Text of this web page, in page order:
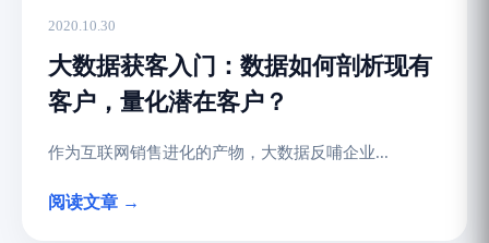
2020.10.30
大数据获客入门：数据如何剖析现有
客户，量化潜在客户？
作为互联网销售进化的产物，大数据反哺企业...
阅读文章 →